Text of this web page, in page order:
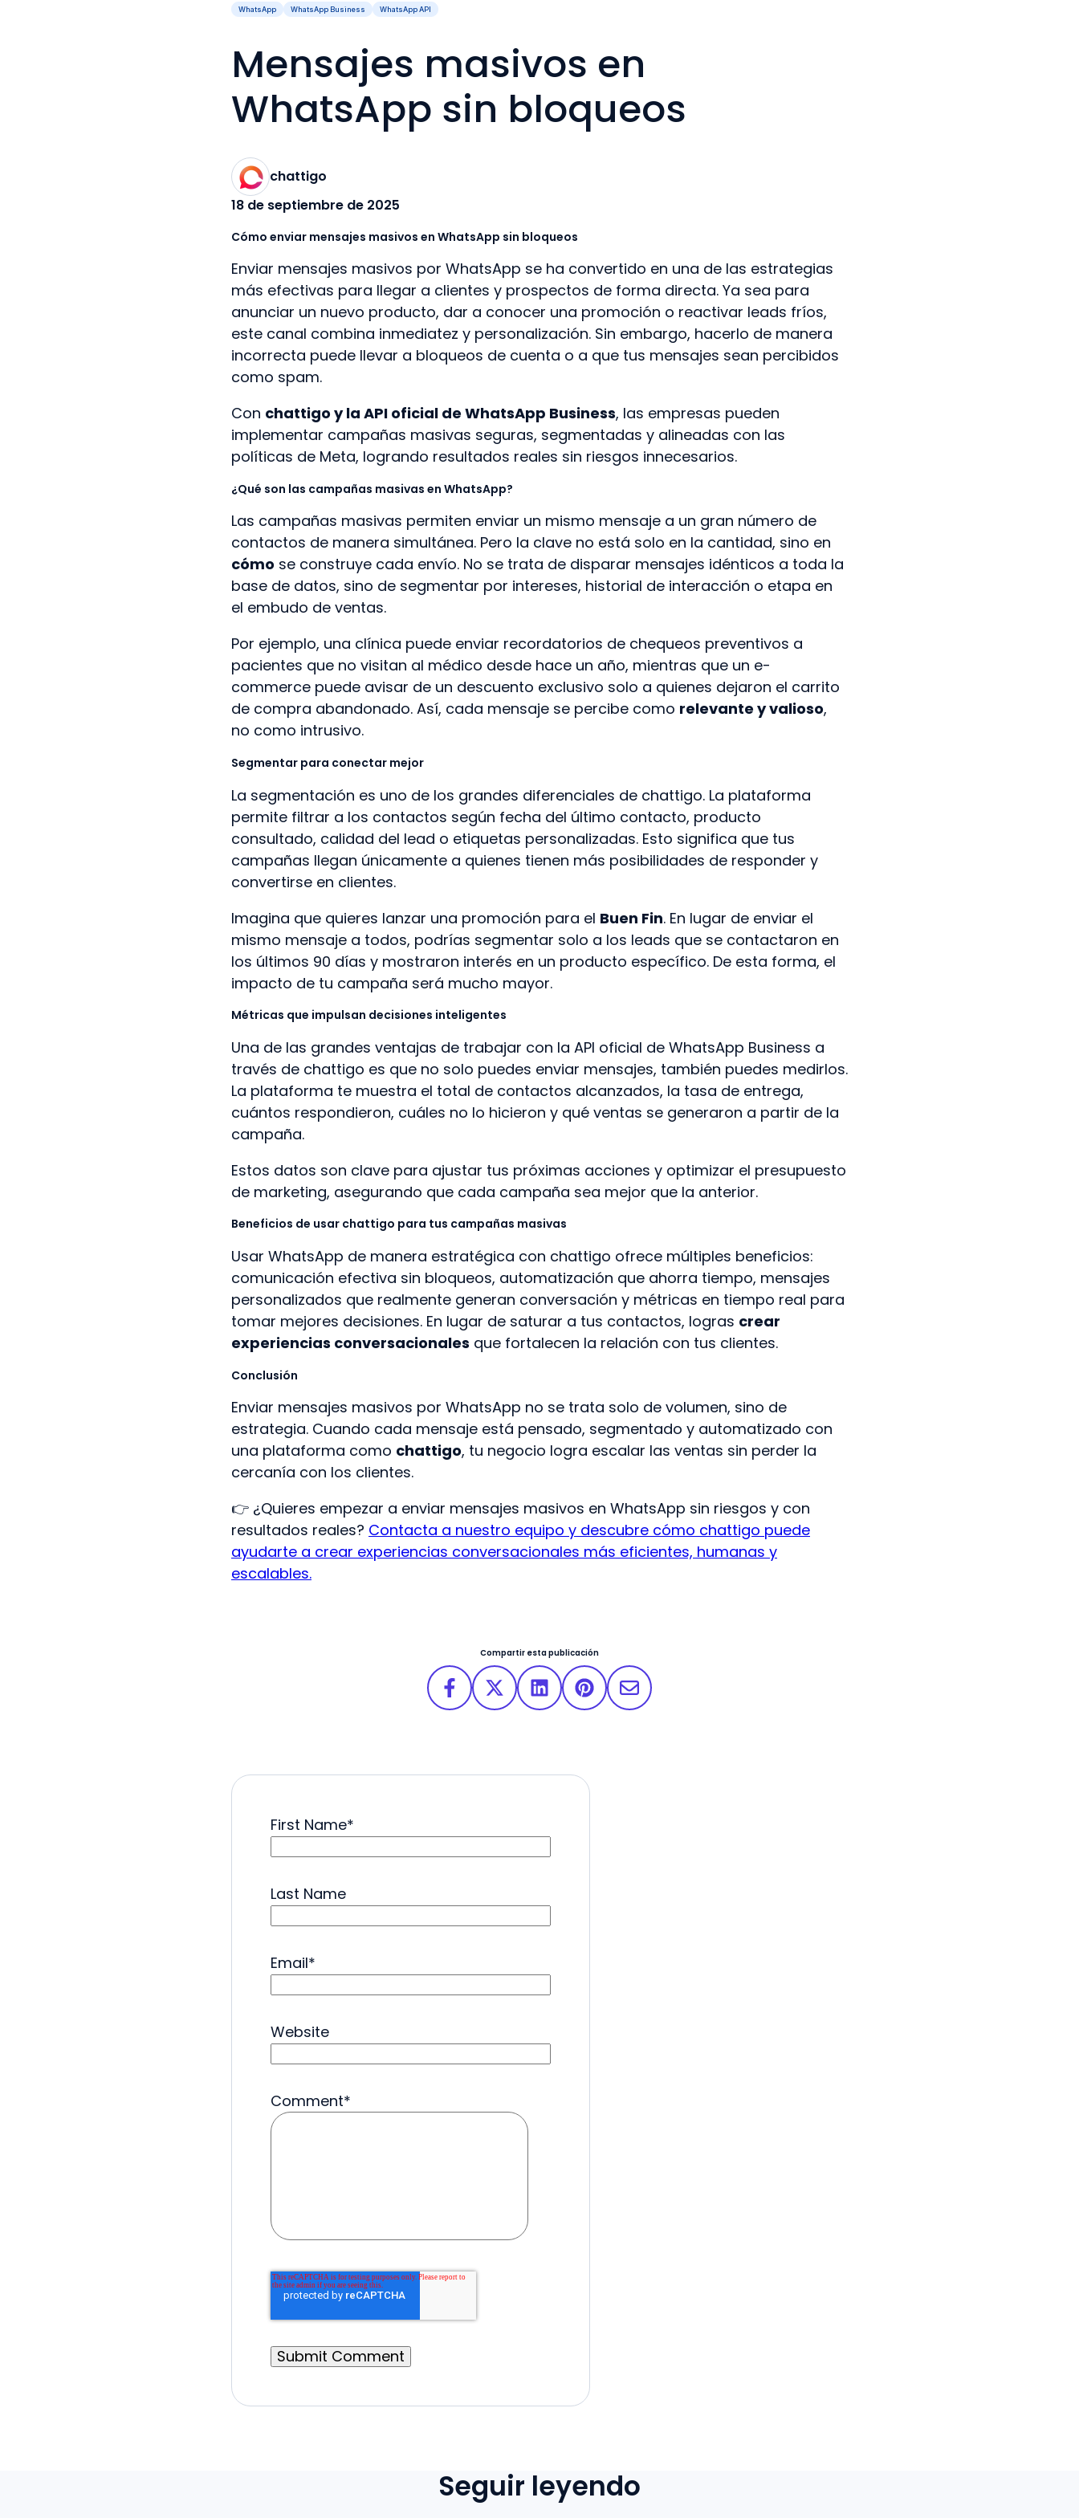
WhatsApp WhatsApp Business WhatsApp API
Mensajes masivos en
WhatsApp sin bloqueos
chattigo
18 de septiembre de 2025
Cómo enviar mensajes masivos en WhatsApp sin bloqueos
Enviar mensajes masivos por WhatsApp se ha convertido en una de las estrategias
más efectivas para llegar a clientes y prospectos de forma directa. Ya sea para
anunciar un nuevo producto, dar a conocer una promoción o reactivar leads fríos,
este canal combina inmediatez y personalización. Sin embargo, hacerlo de manera
incorrecta puede llevar a bloqueos de cuenta o a que tus mensajes sean percibidos
como spam.
Con chattigo y la API oficial de WhatsApp Business, las empresas pueden
implementar campañas masivas seguras, segmentadas y alineadas con las
políticas de Meta, logrando resultados reales sin riesgos innecesarios.
¿Qué son las campañas masivas en WhatsApp?
Las campañas masivas permiten enviar un mismo mensaje a un gran número de
contactos de manera simultánea. Pero la clave no está solo en la cantidad, sino en
cómo se construye cada envío. No se trata de disparar mensajes idénticos a toda la
base de datos, sino de segmentar por intereses, historial de interacción o etapa en
el embudo de ventas.
Por ejemplo, una clínica puede enviar recordatorios de chequeos preventivos a
pacientes que no visitan al médico desde hace un año, mientras que un e-
commerce puede avisar de un descuento exclusivo solo a quienes dejaron el carrito
de compra abandonado. Así, cada mensaje se percibe como relevante y valioso,
no como intrusivo.
Segmentar para conectar mejor
La segmentación es uno de los grandes diferenciales de chattigo. La plataforma
permite filtrar a los contactos según fecha del último contacto, producto
consultado, calidad del lead o etiquetas personalizadas. Esto significa que tus
campañas llegan únicamente a quienes tienen más posibilidades de responder y
convertirse en clientes.
Imagina que quieres lanzar una promoción para el Buen Fin. En lugar de enviar el
mismo mensaje a todos, podrías segmentar solo a los leads que se contactaron en
los últimos 90 días y mostraron interés en un producto específico. De esta forma, el
impacto de tu campaña será mucho mayor.
Métricas que impulsan decisiones inteligentes
Una de las grandes ventajas de trabajar con la API oficial de WhatsApp Business a
través de chattigo es que no solo puedes enviar mensajes, también puedes medirlos.
La plataforma te muestra el total de contactos alcanzados, la tasa de entrega,
cuántos respondieron, cuáles no lo hicieron y qué ventas se generaron a partir de la
campaña.
Estos datos son clave para ajustar tus próximas acciones y optimizar el presupuesto
de marketing, asegurando que cada campaña sea mejor que la anterior.
Beneficios de usar chattigo para tus campañas masivas
Usar WhatsApp de manera estratégica con chattigo ofrece múltiples beneficios:
comunicación efectiva sin bloqueos, automatización que ahorra tiempo, mensajes
personalizados que realmente generan conversación y métricas en tiempo real para
tomar mejores decisiones. En lugar de saturar a tus contactos, logras crear
experiencias conversacionales que fortalecen la relación con tus clientes.
Conclusión
Enviar mensajes masivos por WhatsApp no se trata solo de volumen, sino de
estrategia. Cuando cada mensaje está pensado, segmentado y automatizado con
una plataforma como chattigo, tu negocio logra escalar las ventas sin perder la
cercanía con los clientes.
👉 ¿Quieres empezar a enviar mensajes masivos en WhatsApp sin riesgos y con
resultados reales? Contacta a nuestro equipo y descubre cómo chattigo puede
ayudarte a crear experiencias conversacionales más eficientes, humanas y
escalables.
Compartir esta publicación
First Name*
Last Name
Email*
Website
Comment*
Seguir leyendo